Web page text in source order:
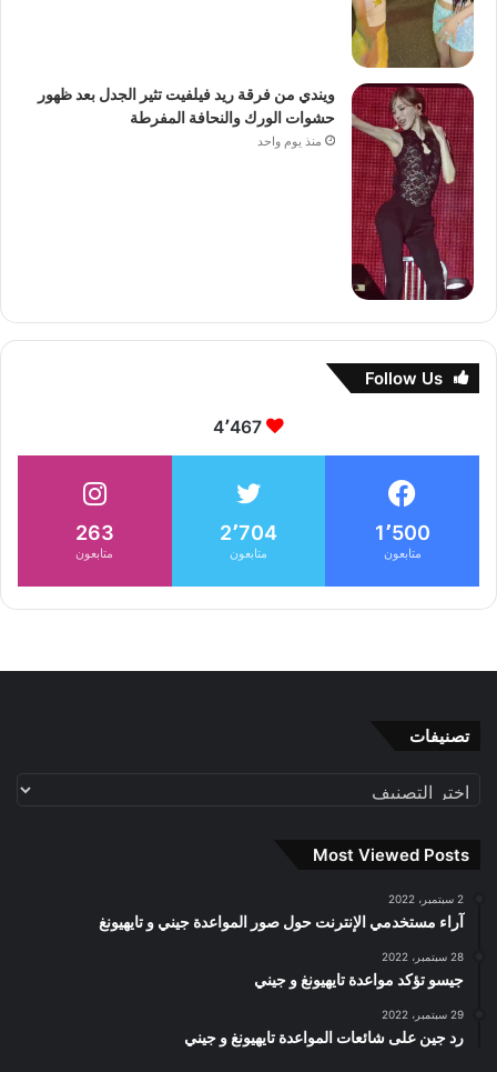
ويندي من فرقة ريد فيلفيت تثير الجدل بعد ظهور
حشوات الورك والنحافة المفرطة
منذ يوم واحد
Follow Us
4٬467
1٬500
متابعون
2٬704
متابعون
263
متابعون
تصنيفات
تصنيفات
Most Viewed Posts
2 سبتمبر، 2022
آراء مستخدمي الإنترنت حول صور المواعدة جيني و تايهيونغ
28 سبتمبر، 2022
جيسو تؤكد مواعدة تايهيونغ و جيني
29 سبتمبر، 2022
رد جين على شائعات المواعدة تايهيونغ و جيني